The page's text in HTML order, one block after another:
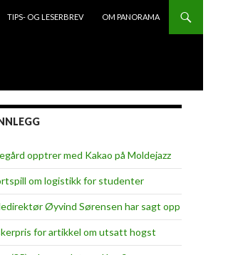
TIPS- OG LESERBREV OM PANORAMA
opptrer med Kakao på Moldejazz
om logistikk for studenter
Øyvind Sørensen har sagt opp
for artikkel om utsatt hogst